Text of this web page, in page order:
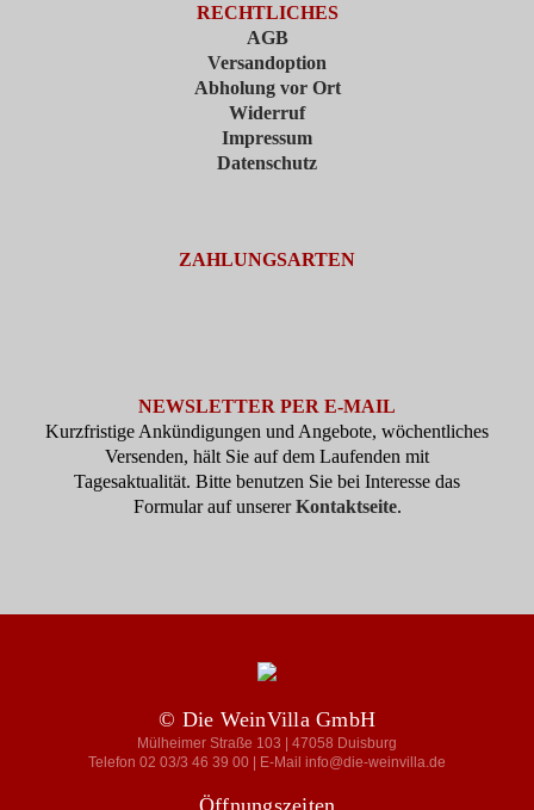
RECHTLICHES
AGB
Versandoption
Abholung vor Ort
Widerruf
Impressum
Datenschutz
ZAHLUNGSARTEN
NEWSLETTER PER E-MAIL
Kurzfristige Ankündigungen und Angebote, wöchentliches
Versenden, hält Sie auf dem Laufenden mit
Tagesaktualität. Bitte benutzen Sie bei Interesse das
Formular auf unsererKontaktseite.
© Die WeinVilla GmbH
Mülheimer Straße 103 | 47058 Duisburg
Telefon 02 03/3 46 39 00 | E-Mail info@die-weinvilla.de
Öffnungszeiten